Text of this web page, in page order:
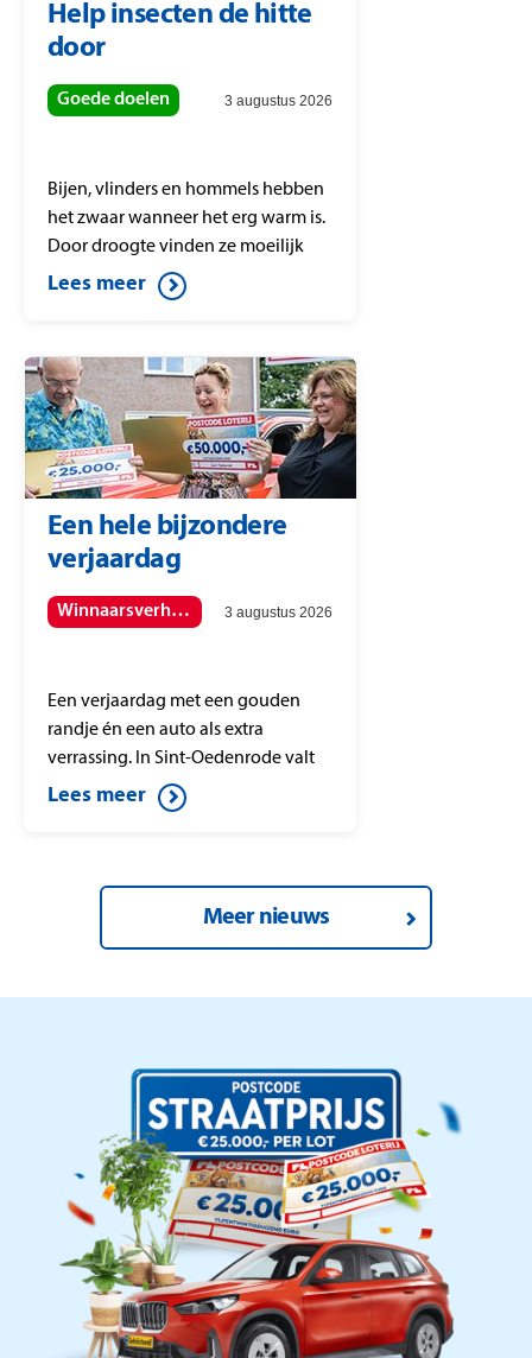
Help insecten de hitte
door
Goede doelen 3 augustus 2026
Bijen, vlinders en hommels hebben
het zwaar wanneer het erg warm is.
Door droogte vinden ze moeilijk
water en nectar. En ze zoeken
beschutte plekjes om uit te rusten.
tips help jij ze echt vooruit.
Lees meer
Een hele bijzondere
verjaardag
Winnaarsverhalen 3 augustus 2026
Een verjaardag met een gouden
randje én een auto als extra
verrassing. In Sint-Oedenrode valt
de PostcodeStraatprijs op postcode
5491 KS en dat maakt de dag voor
Lees meer
Meer nieuws